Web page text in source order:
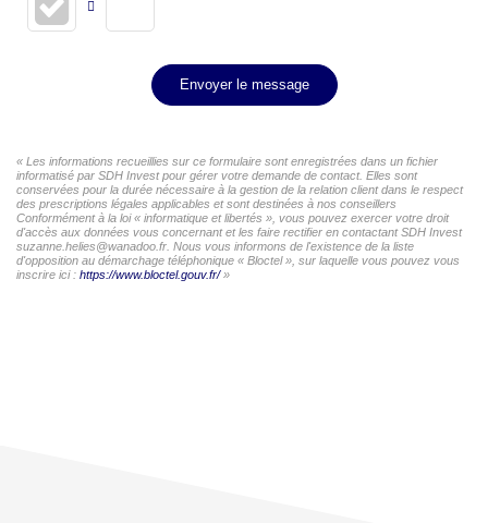
Envoyer le message
« Les informations recueillies sur ce formulaire sont enregistrées dans un fichier
informatisé par SDH Invest pour gérer votre demande de contact. Elles sont
conservées pour la durée nécessaire à la gestion de la relation client dans le respect
des prescriptions légales applicables et sont destinées à nos conseillers
Conformément à la loi « informatique et libertés », vous pouvez exercer votre droit
d'accès aux données vous concernant et les faire rectifier en contactant SDH Invest
suzanne.helies@wanadoo.fr. Nous vous informons de l'existence de la liste
d'opposition au démarchage téléphonique « Bloctel », sur laquelle vous pouvez vous
inscrire ici : https://www.bloctel.gouv.fr/»